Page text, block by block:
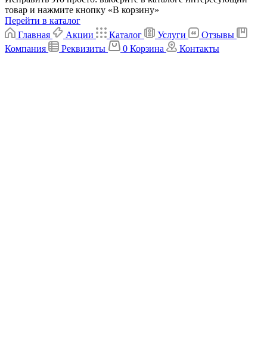
товар и нажмите кнопку «В корзину»
Перейти в каталог
Главная
Акции Каталог Услуги
Отзывы
Компания
Реквизиты 0 Корзина Контакты